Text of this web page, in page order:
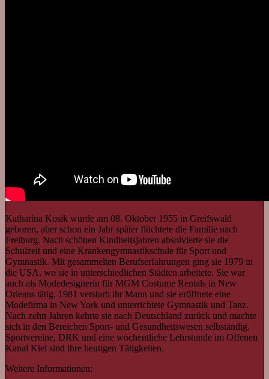
Katharina Kosik wurde am 08. Oktober 1955 in Greifswald
geboren, aber schon ein Jahr später flüchtete die Familie nach
Freiburg. Nach schönen Kindheitsjahren absolvierte sie die
Schulzeit und eine Krankengymnastikschule für Sport und
Gymnastik. Mit gesammelten Berufserfahrungen ging sie 1979 in
die USA, wo sie in unterschiedlichen Städten arbeitete. Sie war
auch als Modedesignerin für MGM Costume Rentals in New
Orleans tätig. 1981 verstarb ihr Mann und sie eröffnete eine
Modefirma in New York und unterrichtete Gymnastik und Tanz.
Nach zehn Jahren kehrte sie nach Deutschland zurück und machte
sich in den Bereichen Sport- und Gesundheitswesen selbständig.
Sportvereine, DRK und eine wöchentliche Lehrstunde im Offenen
Kanal Kiel sind ihre heutigen Tätigkeiten.
Weitere Informationen: